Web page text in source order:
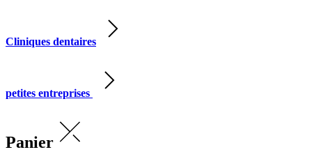
Cliniques dentaires
petites entreprises
Panier